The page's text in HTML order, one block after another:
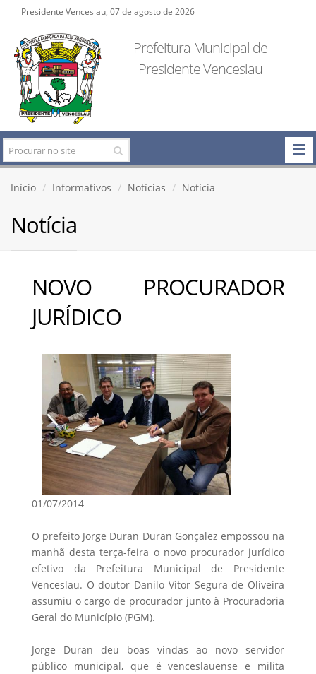
Presidente Venceslau, 07 de agosto de 2026
Prefeitura Municipal de
Presidente Venceslau
Início Informativos Notícias Notícia
Notícia
NOVO PROCURADOR
JURÍDICO
01/07/2014
O prefeito Jorge Duran Duran Gonçalez empossou na
manhã desta terça-feira o novo procurador jurídico
efetivo da Prefeitura Municipal de Presidente
Venceslau. O doutor Danilo Vitor Segura de Oliveira
assumiu o cargo de procurador junto à Procuradoria
Geral do Município (PGM).
Jorge Duran deu boas vindas ao novo servidor
público municipal, que é venceslauense e milita